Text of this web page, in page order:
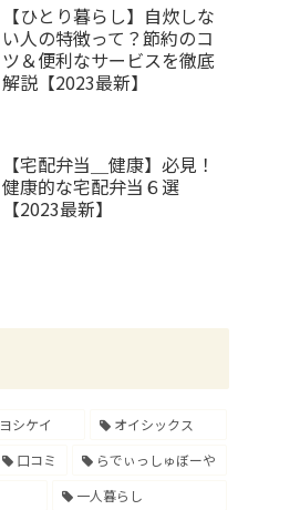
【ひとり暮らし】自炊しな
い人の特徴って？節約のコ
ツ＆便利なサービスを徹底
解説【2023最新】
【宅配弁当＿健康】必見！
健康的な宅配弁当６選
【2023最新】
ヨシケイ
オイシックス
口コミ
らでぃっしゅぼーや
一人暮らし